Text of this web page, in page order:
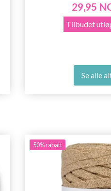
29,95
Tilbudet
Se alle
50%rabatt